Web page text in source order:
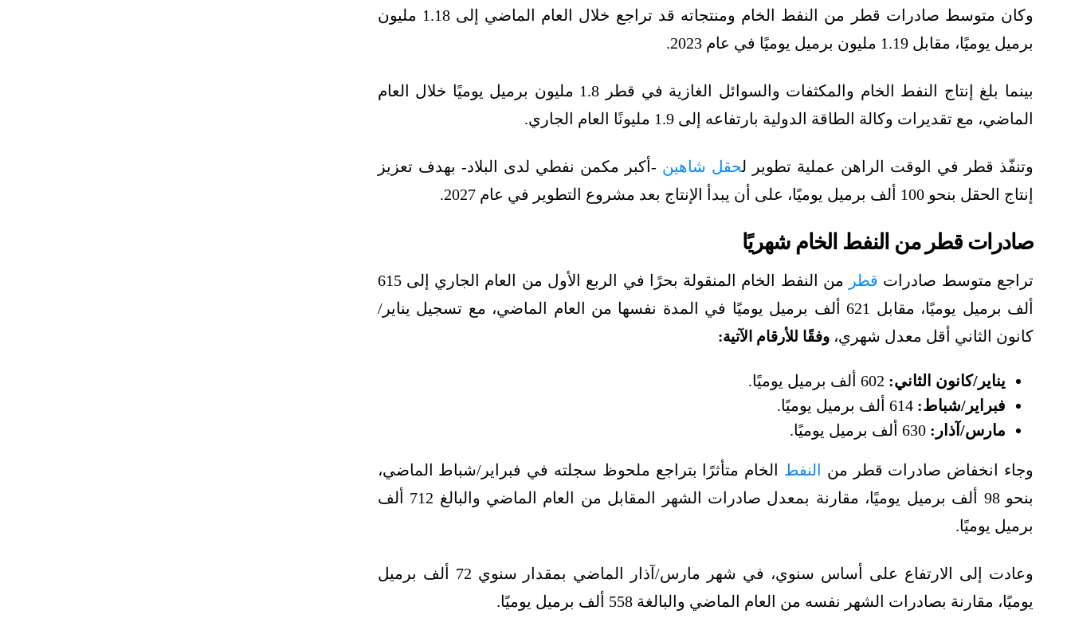
وكان متوسط صادرات قطر من النفط الخام ومنتجاته قد تراجع خلال العام الماضي إلى 1.18 مليون
برميل يوميًا، مقابل 1.19 مليون برميل يوميًا في عام 2023.
بينما بلغ إنتاج النفط الخام والمكثفات والسوائل الغازية في قطر 1.8 مليون برميل يوميًا خلال العام
الماضي، مع تقديرات وكالة الطاقة الدولية بارتفاعه إلى 1.9 مليونًا العام الجاري.
وتنفّذ قطر في الوقت الراهن عملية تطوير لحقل شاهين -أكبر مكمن نفطي لدى البلاد- بهدف تعزيز
إنتاج الحقل بنحو 100 ألف برميل يوميًا، على أن يبدأ الإنتاج بعد مشروع التطوير في عام 2027.
صادرات قطر من النفط الخام شهريًا
تراجع متوسط صادرات قطر
من النفط الخام المنقولة بحرًا في الربع الأول من العام الجاري إلى 615
ألف برميل يوميًا، مقابل 621 ألف برميل يوميًا في المدة نفسها من العام الماضي، مع تسجيل يناير/
كانون الثاني أقل معدل شهري، وفقًا للأرقام الآتية:
يناير/كانون الثاني:
فبراير/شباط:
مارس/آذار:
وجاء انخفاض صادرات قطر من النفط الخام متأثرًا بتراجع ملحوظ سجلته في فبراير/شباط الماضي،
بنحو 98 ألف برميل يوميًا، مقارنة بمعدل صادرات الشهر المقابل من العام الماضي والبالغ 712 ألف
برميل يوميًا.
وعادت إلى الارتفاع على أساس سنوي، في شهر مارس/آذار الماضي بمقدار سنوي 72 ألف برميل
يوميًا، مقارنة بصادرات الشهر نفسه من العام الماضي والبالغة 558 ألف برميل يوميًا.